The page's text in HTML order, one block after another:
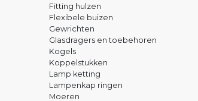
Fitting hulzen
Flexibele buizen
Gewrichten
Glasdragers en toebehoren
Kogels
Koppelstukken
Lamp ketting
Lampenkap ringen
Moeren